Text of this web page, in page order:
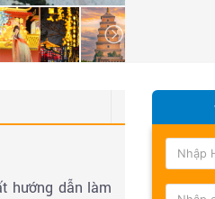
hướng dẫn làm